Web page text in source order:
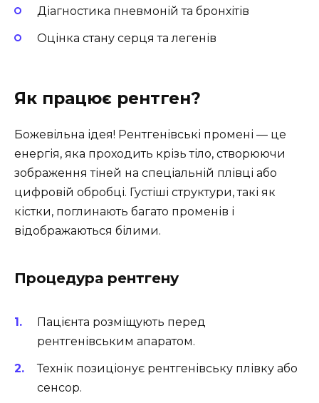
Діагностика пневмоній та бронхітів
Оцінка стану серця та легенів
Як працює рентген?
Божевільна ідея! Рентгенівські промені — це
енергія, яка проходить крізь тіло, створюючи
зображення тіней на спеціальній плівці або
цифровій обробці. Густіші структури, такі як
кістки, поглинають багато променів і
відображаються білими.
Процедура рентгену
Пацієнта розміщують перед
рентгенівським апаратом.
Технік позиціонує рентгенівську плівку або
сенсор.